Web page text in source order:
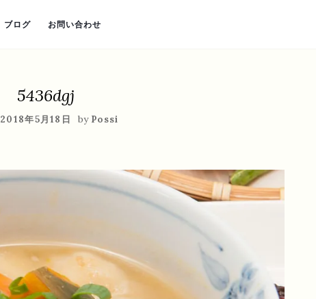
ブログ お問い合わせ
5436dgj
2018年5月18日 by Possi